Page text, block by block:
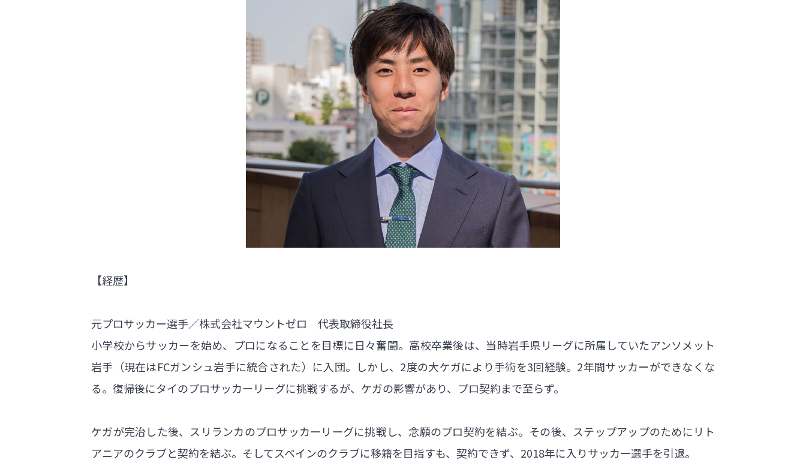
【経歴】
元プロサッカー選手／株式会社マウントゼロ 代表取締役社長
小学校からサッカーを始め、プロになることを目標に日々奮闘。高校卒業後は、当時岩手県リーグに所属していたアンソメット
岩手（現在はFCガンシュ岩手に統合された）に入団。しかし、2度の大ケガにより手術を3回経験。2年間サッカーができなくな
る。復帰後にタイのプロサッカーリーグに挑戦するが、ケガの影響があり、プロ契約まで至らず。
ケガが完治した後、スリランカのプロサッカーリーグに挑戦し、念願のプロ契約を結ぶ。その後、ステップアップのためにリト
アニアのクラブと契約を結ぶ。そしてスペインのクラブに移籍を目指すも、契約できず、2018年に入りサッカー選手を引退。